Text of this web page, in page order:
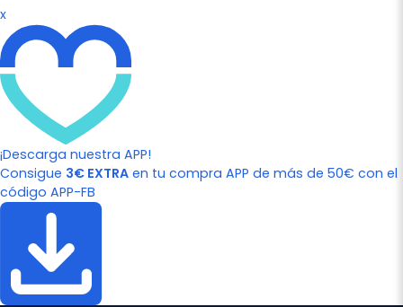
x
¡Descarga nuestra APP!
Consigue 3€ EXTRA en tu compra APP de más de 50€ con el
código APP-FB